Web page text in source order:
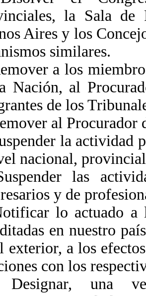
la Sala de
Aires y los
similares.
a los
Nación, al
de los
al Procurador
la actividad
nacional,
las
y de
lo actuado a
en nuestro
exterior, a los
con los
Designar, una